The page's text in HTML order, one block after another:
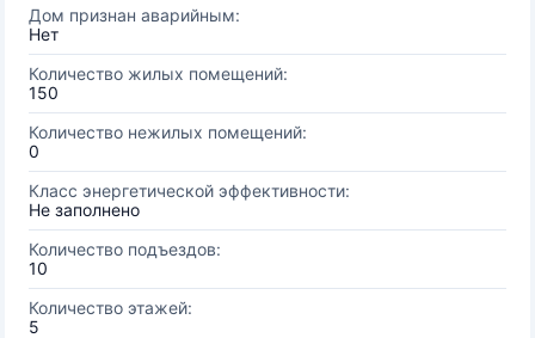
Дом признан аварийным:
Нет
Количество жилых помещений:
150
Количество нежилых помещений:
0
Класс энергетической эффективности:
Не заполнено
Количество подъездов:
10
Количество этажей:
5